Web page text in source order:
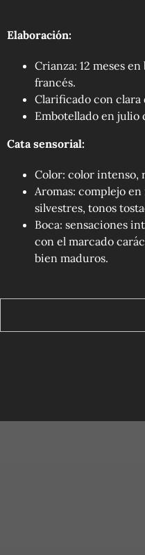
Elaboración:
Crianza: 12 meses
francés.
Clarificado con clara
Embotellado en julio
Cata sensorial:
Color: color intenso,
Aromas: complejo
silvestres, tonos
Boca: sensaciones
con el marcado
bien maduros.